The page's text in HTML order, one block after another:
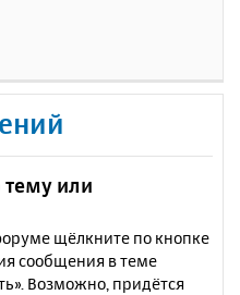
тему или
щёлкните по кнопке
сообщения в теме
Возможно, придётся